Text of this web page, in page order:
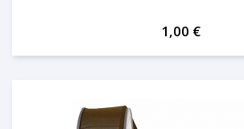
1,00 €